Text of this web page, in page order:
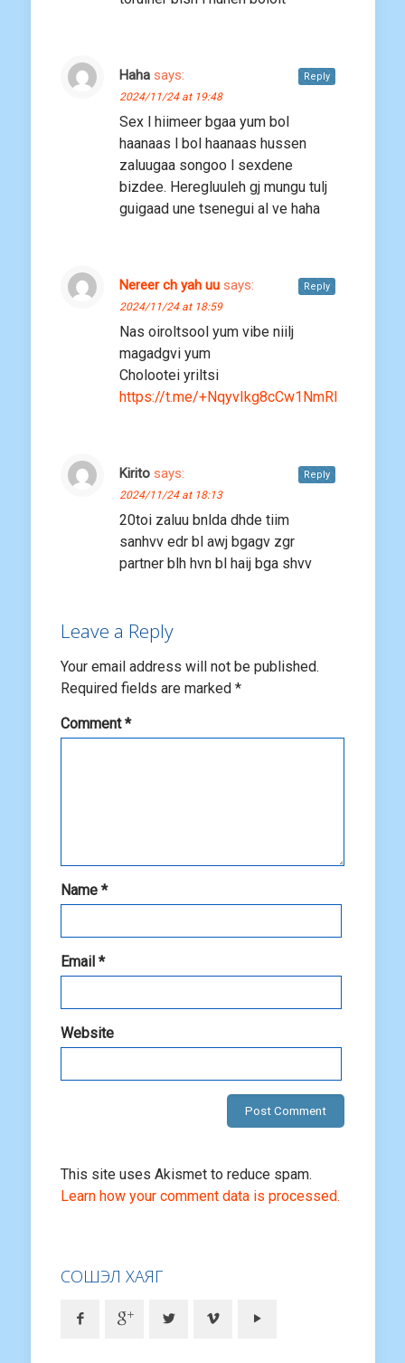
Haha says:
2024/11/24 at 19:48
Sex l hiimeer bgaa yum bol
haanaas l bol haanaas hussen
zaluugaa songoo l sexdene
bizdee. Heregluuleh gj mungu tulj
guigaad une tsenegui al ve haha
Reply
Nereer ch yah uu says:
2024/11/24 at 18:59
Nas oiroltsool yum vibe niilj
magadgvi yum
Cholootei yriltsi
https://t.me/+NqyvIkg8cCw1NmRl
Reply
Kirito says:
2024/11/24 at 18:13
20toi zaluu bnlda dhde tiim
sanhvv edr bl awj bgagv zgr
partner blh hvn bl haij bga shvv
Reply
Leave a Reply
Your email address will not be published.
Required fields are marked *
Comment*
Name *
Email *
Website
This site uses Akismet to reduce spam.
Learn how your comment data is processed.
СОШЭЛ ХАЯГ